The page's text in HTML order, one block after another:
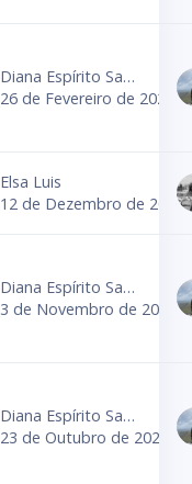
Diana Espírito Santo
26 de Fevereiro de 2024
Elsa Luis
12 de Dezembro de 2023
Diana Espírito Santo
3 de Novembro de 2023
Diana Espírito Santo
23 de Outubro de 2023